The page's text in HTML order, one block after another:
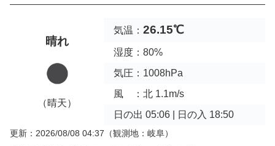
晴れ
（晴天）
気温： 26.15℃
湿度：80%
気圧：1008hPa
風 ：北 1.1m/s
日の出 05:06 | 日の入 18:50
更新：2026/08/08 04:37 （観測地：岐阜）